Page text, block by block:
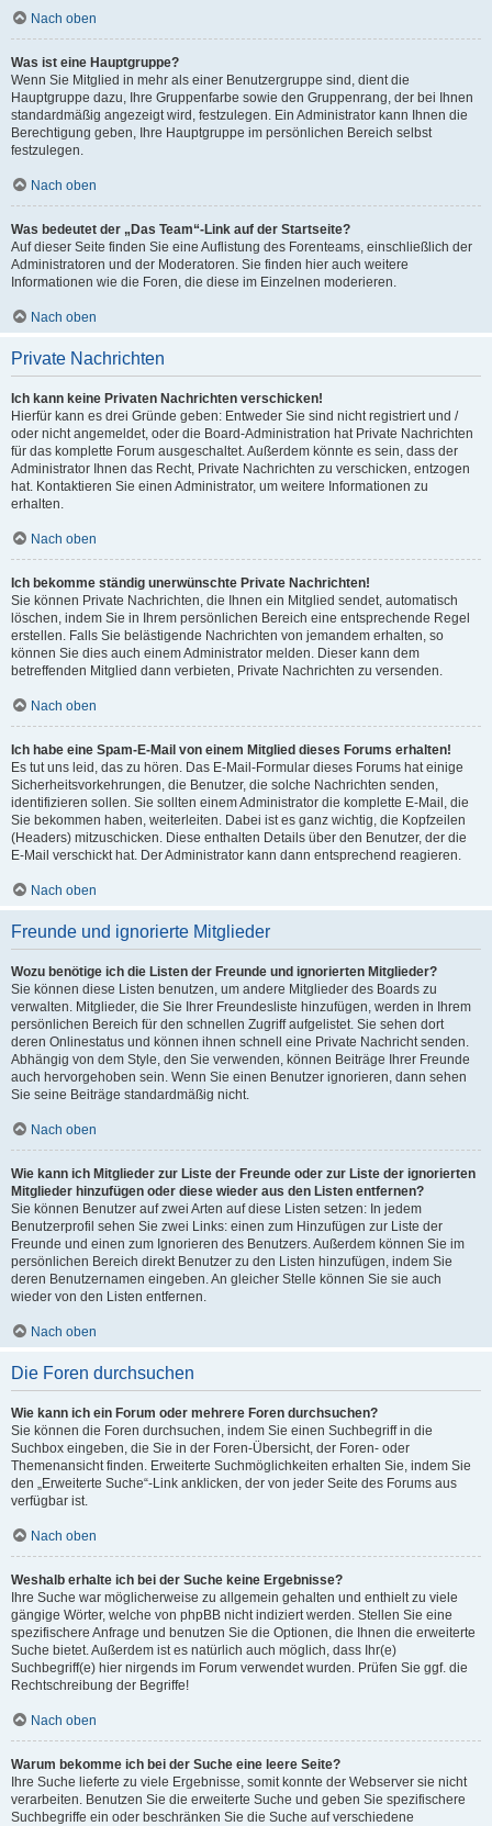
Nach oben
Was ist eine Hauptgruppe?
Wenn Sie Mitglied in mehr als einer Benutzergruppe sind, dient die
Hauptgruppe dazu, Ihre Gruppenfarbe sowie den Gruppenrang, der bei Ihnen
standardmäßig angezeigt wird, festzulegen. Ein Administrator kann Ihnen die
Berechtigung geben, Ihre Hauptgruppe im persönlichen Bereich selbst
festzulegen.
Nach oben
Was bedeutet der „Das Team“-Link auf der Startseite?
Auf dieser Seite finden Sie eine Auflistung des Forenteams, einschließlich der
Administratoren und der Moderatoren. Sie finden hier auch weitere
Informationen wie die Foren, die diese im Einzelnen moderieren.
Nach oben
Private Nachrichten
Ich kann keine Privaten Nachrichten verschicken!
Hierfür kann es drei Gründe geben: Entweder Sie sind nicht registriert und /
oder nicht angemeldet, oder die Board-Administration hat Private Nachrichten
für das komplette Forum ausgeschaltet. Außerdem könnte es sein, dass der
Administrator Ihnen das Recht, Private Nachrichten zu verschicken, entzogen
hat. Kontaktieren Sie einen Administrator, um weitere Informationen zu
erhalten.
Nach oben
Ich bekomme ständig unerwünschte Private Nachrichten!
Sie können Private Nachrichten, die Ihnen ein Mitglied sendet, automatisch
löschen, indem Sie in Ihrem persönlichen Bereich eine entsprechende Regel
erstellen. Falls Sie belästigende Nachrichten von jemandem erhalten, so
können Sie dies auch einem Administrator melden. Dieser kann dem
betreffenden Mitglied dann verbieten, Private Nachrichten zu versenden.
Nach oben
Ich habe eine Spam-E-Mail von einem Mitglied dieses Forums erhalten!
Es tut uns leid, das zu hören. Das E-Mail-Formular dieses Forums hat einige
Sicherheitsvorkehrungen, die Benutzer, die solche Nachrichten senden,
identifizieren sollen. Sie sollten einem Administrator die komplette E-Mail, die
Sie bekommen haben, weiterleiten. Dabei ist es ganz wichtig, die Kopfzeilen
(Headers) mitzuschicken. Diese enthalten Details über den Benutzer, der die
E-Mail verschickt hat. Der Administrator kann dann entsprechend reagieren.
Nach oben
Freunde und ignorierte Mitglieder
Wozu benötige ich die Listen der Freunde und ignorierten Mitglieder?
Sie können diese Listen benutzen, um andere Mitglieder des Boards zu
verwalten. Mitglieder, die Sie Ihrer Freundesliste hinzufügen, werden in Ihrem
persönlichen Bereich für den schnellen Zugriff aufgelistet. Sie sehen dort
deren Onlinestatus und können ihnen schnell eine Private Nachricht senden.
Abhängig von dem Style, den Sie verwenden, können Beiträge Ihrer Freunde
auch hervorgehoben sein. Wenn Sie einen Benutzer ignorieren, dann sehen
Sie seine Beiträge standardmäßig nicht.
Nach oben
Wie kann ich Mitglieder zur Liste der Freunde oder zur Liste der ignorierten
Mitglieder hinzufügen oder diese wieder aus den Listen entfernen?
Sie können Benutzer auf zwei Arten auf diese Listen setzen: In jedem
Benutzerprofil sehen Sie zwei Links: einen zum Hinzufügen zur Liste der
Freunde und einen zum Ignorieren des Benutzers. Außerdem können Sie im
persönlichen Bereich direkt Benutzer zu den Listen hinzufügen, indem Sie
deren Benutzernamen eingeben. An gleicher Stelle können Sie sie auch
wieder von den Listen entfernen.
Nach oben
Die Foren durchsuchen
Wie kann ich ein Forum oder mehrere Foren durchsuchen?
Sie können die Foren durchsuchen, indem Sie einen Suchbegriff in die
Suchbox eingeben, die Sie in der Foren-Übersicht, der Foren- oder
Themenansicht finden. Erweiterte Suchmöglichkeiten erhalten Sie, indem Sie
den „Erweiterte Suche“-Link anklicken, der von jeder Seite des Forums aus
verfügbar ist.
Nach oben
Weshalb erhalte ich bei der Suche keine Ergebnisse?
Ihre Suche war möglicherweise zu allgemein gehalten und enthielt zu viele
gängige Wörter, welche von phpBB nicht indiziert werden. Stellen Sie eine
spezifischere Anfrage und benutzen Sie die Optionen, die Ihnen die erweiterte
Suche bietet. Außerdem ist es natürlich auch möglich, dass Ihr(e)
Suchbegriff(e) hier nirgends im Forum verwendet wurden. Prüfen Sie ggf. die
Rechtschreibung der Begriffe!
Nach oben
Warum bekomme ich bei der Suche eine leere Seite?
Ihre Suche lieferte zu viele Ergebnisse, somit konnte der Webserver sie nicht
verarbeiten. Benutzen Sie die erweiterte Suche und geben Sie spezifischere
Suchbegriffe ein oder beschränken Sie die Suche auf verschiedene